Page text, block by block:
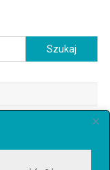
Szukaj:
modeli